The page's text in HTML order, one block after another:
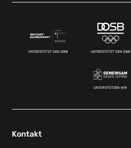
UNTERSTÜTZT DEN DBB UNTERSTÜTZT DEN DBB
UNTERSTÜTZEN WIR
Kontakt